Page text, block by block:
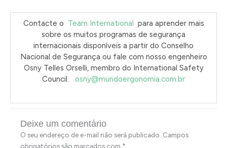
Contacte o Team International para aprender mais
sobre os muitos programas de segurança
internacionais disponíveis a partir do Conselho
Nacional de Segurança ou fale com nosso engenheiro
Osny Telles Orselli, membro do International Safety
Council. osny@mundoergonomia.com.br
Deixe um comentário
O seu endereço de e-mail não será publicado. Campos
obrigatórios são marcados com *